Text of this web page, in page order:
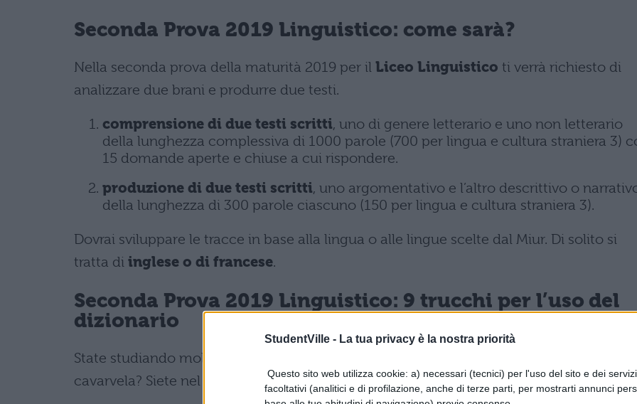
StudentVille - La tua privacy è la nostra priorità
Questo sito web utilizza cookie: a) necessari (tecnici) per l'uso del sito e dei
facoltativi (analitici e di profilazione, anche di terze parti, per mostrarti annunci
Seconda Prova 2019 Linguistico: come sarà?
Nella seconda prova della maturità 2019 per il Liceo Linguistico ti verrà richiesto di
analizzare due brani e produrre due testi.
comprensione di due testi scritti, uno di genere letterario e uno non letterario
della lunghezza complessiva di 1000 parole (700 per lingua e cultura straniera 3)
15 domande aperte e chiuse a cui rispondere.
produzione di due testi scritti, uno argomentativo e l’altro descrittivo o
della lunghezza di 300 parole ciascuno (150 per lingua e cultura straniera 3).
Dovrai sviluppare le tracce in base alla lingua o alle lingue scelte dal Miur. Di solito si
tratta di inglese o di francese.
Seconda Prova 2019 Linguistico: 9 trucchi per l’uso del
dizionario
State studiando molto ma avete bisogno di qualche suggerimento? Non sapete come
cavarvela? Siete nel panico! Ecco i nostri 9 trucchi per l’uso deldizionario: